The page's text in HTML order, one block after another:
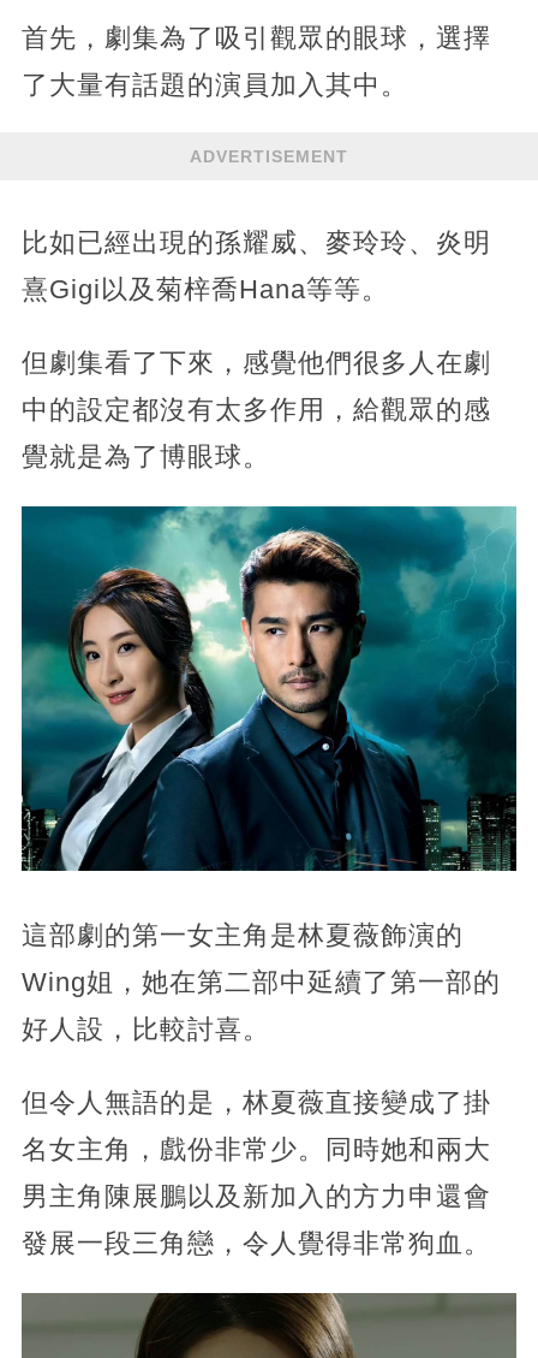
首先，劇集為了吸引觀眾的眼球，選擇
了大量有話題的演員加入其中。
ADVERTISEMENT
比如已經出現的孫耀威、麥玲玲、炎明
熹Gigi以及菊梓喬Hana等等。
但劇集看了下來，感覺他們很多人在劇
中的設定都沒有太多作用，給觀眾的感
覺就是為了博眼球。
這部劇的第一女主角是林夏薇飾演的
Wing姐，她在第二部中延續了第一部的
好人設，比較討喜。
但令人無語的是，林夏薇直接變成了掛
名女主角，戲份非常少。同時她和兩大
男主角陳展鵬以及新加入的方力申還會
發展一段三角戀，令人覺得非常狗血。